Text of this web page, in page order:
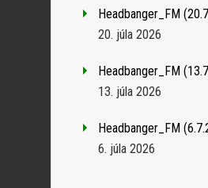
Headbanger_FM
20. júla 2026
Headbanger_FM
13. júla 2026
Headbanger_FM
6. júla 2026